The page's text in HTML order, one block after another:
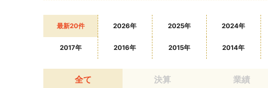
最新20件 2026年 2025年 2024年
2017年 2016年 2015年 2014年
全て 決算 業績